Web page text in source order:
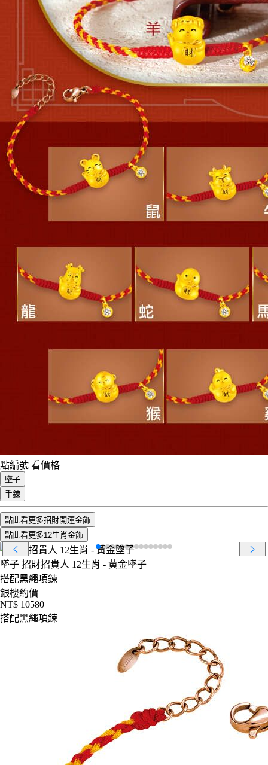
點編號 看價格
墜子
手鍊
點此看更多招財開運金飾
點此看更多12生肖金飾
墜子 招財招貴人 12生肖 - 黃金墜子
搭配黑繩項鍊
銀樓約價
NT$ 10580
搭配黑繩項鍊